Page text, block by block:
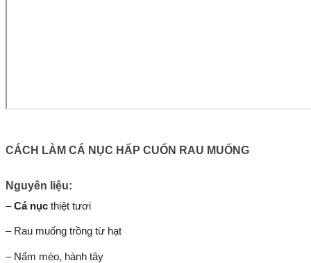
CÁCH LÀM CÁ NỤC HẤP CUỐN RAU MUỐNG
Nguyên liệu:
–Cá nục thiệt tươi
– Rau muống trồng từ hạt
– Nấm mèo, hành tây